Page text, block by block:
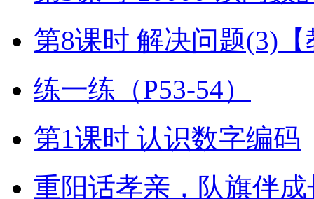
第8课时 解决问题(3)
练一练（P53-54）
第1课时 认识数字编码
重阳话孝亲，队旗伴成